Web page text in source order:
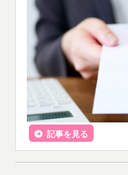
記事を見る